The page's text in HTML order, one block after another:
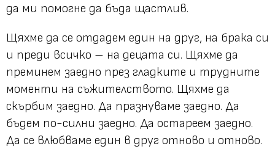
да ми помогне да бъда щастлив.
Щяхме да се отдадем един на друг, на брака си
и преди всичко – на децата си. Щяхме да
преминем заедно през гладките и трудните
моменти на съжителството. Щяхме да
скърбим заедно. Да празнуваме заедно. Да
бъдем по-силни заедно. Да остареем заедно.
Да се влюбваме един в друг отново и отново.